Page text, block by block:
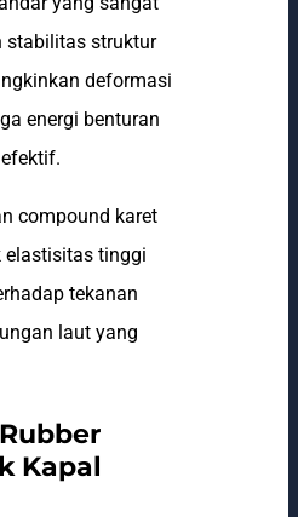
stabilitas struktur
deformasi
energi benturan
compound karet
elastisitas tinggi
tekanan
laut yang
Kapal